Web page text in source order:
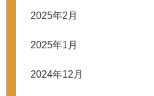
2025年2月
2025年1月
2024年12月